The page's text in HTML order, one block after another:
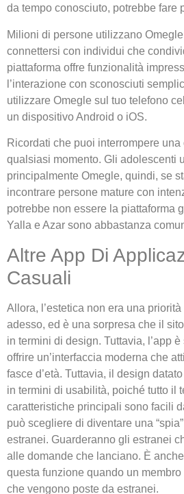
da tempo conosciuto, potrebbe fare
Milioni di persone utilizzano
connettersi con individui che
piattaforma offre funzionalità
l’interazione con sconosciuti
utilizzare Omegle sul tuo telefono
un dispositivo Android o iOS.
Ricordati che puoi interrompere
qualsiasi momento. Gli adolescenti
principalmente Omegle, quindi, se
incontrare persone mature con
potrebbe non essere la piattaforma
Yalla e Azar sono abbastanza
Altre App Di
Casuali
Allora, l’estetica non era una
adesso, ed è una sorpresa che il
in termini di design. Tuttavia, l’app
offrire un’interfaccia moderna che
fasce d’età. Tuttavia, il design
in termini di usabilità, poiché tutto il
caratteristiche principali sono facili
può scegliere di diventare una
estranei. Guarderanno gli estranei
alle domande che lanciano. È
questa funzione quando un
che vengono poste da estranei.